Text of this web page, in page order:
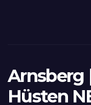
Arnsberg
Hüsten